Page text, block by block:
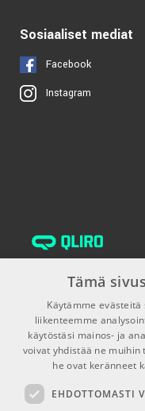
TUOTENUMERO
Profile DLX-
TUOTENUMERO
Sosiaaliset mediat
Facebook
Instagram
Tämä
Käytämme
liikenteemme
käytöstäsi mainos- ja
voivat yhdistää ne
he ovat keränneet
EHDOTTOMASTI